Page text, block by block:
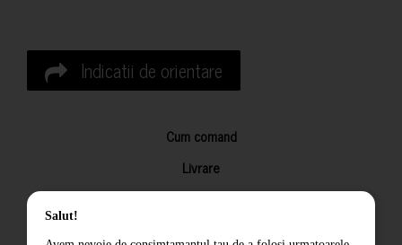
Indicatii de orientare
Cum comand
Livrare
Returnarea produselor
Salut!